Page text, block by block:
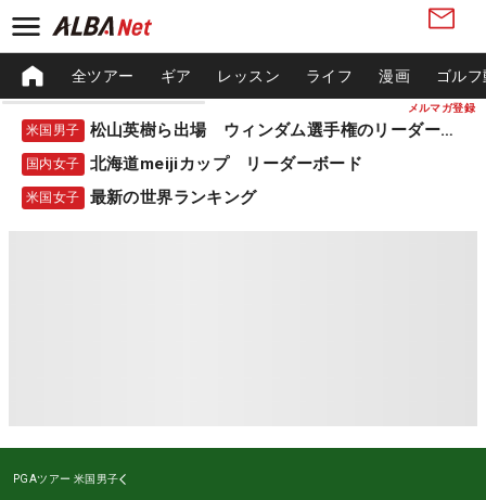
メルマガ登録
全ツアー ギア レッスン ライフ 漫画 ゴル
米国男子 松山英樹ら出場 ウィンダム選手権のリーダーボード
国内女子 北海道meijiカップ リーダーボード
米国女子 最新の世界ランキング
PGAツアー 米国男子